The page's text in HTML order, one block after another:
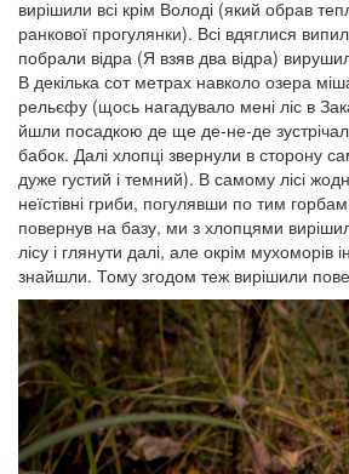
вирішили всі крім Володі (який обрав
ранкової прогулянки). Всі вдяглися
побрали відра (Я взяв два відра)
В декілька сот метрах навколо озера
рельєфу (щось нагадувало мені ліс в
йшли посадкою де ще де-не-де
бабок. Далі хлопці звернули в сторону
дуже густий і темний). В самому лісі
неїстівні гриби, погулявши по тим
повернув на базу, ми з хлопцями
лісу і глянути далі, але окрім мухоморів
знайшли. Тому згодом теж вирішили